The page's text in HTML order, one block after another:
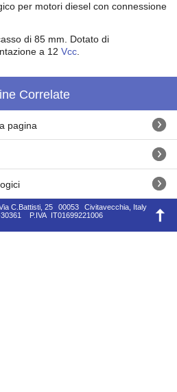
per motori diesel con connessione
di 85 mm. Dotato di
a 12 Vcc
Correlate
pagina
C.Battisti, 25 00053
Civitavecchia, Italy
P.IVA IT01699221006